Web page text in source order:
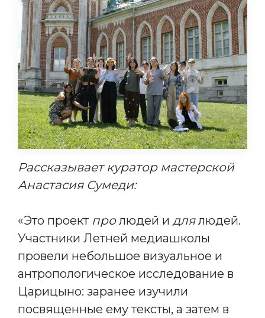
Рассказывает куратор мастерской
Анастасия Сумеди:
«Это проект пролюдей и длялюдей.
Участники Летней медиашколы
провели небольшое визуальное и
антропологическое исследование в
Царицыно: заранее изучили
посвященные ему тексты, а затем в